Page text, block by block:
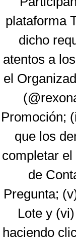
plataforma
dicho
atentos a
el
Promoción;
que los
completar
de
Pregunta;
Lote y
haciendo